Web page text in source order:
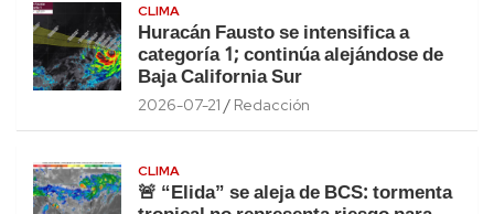
CLIMA
Huracán Fausto se intensifica a
categoría 1; continúa alejándose de
Baja California Sur
2026-07-21 Redacción
CLIMA
🚨 “Elida” se aleja de BCS: tormenta